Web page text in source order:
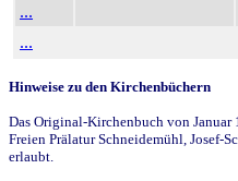
...
...
Hinweise zu den Kirchenbüchern
Das Original-Kirchenbuch von
Freien Prälatur Schneidemühl, Josef-
erlaubt.